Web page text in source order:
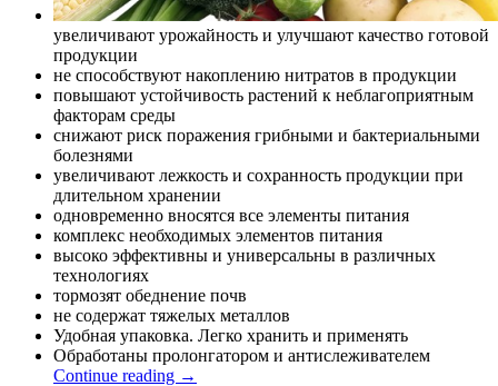
увеличивают урожайность и улучшают качество готовой
продукции
не способствуют накоплению нитратов в продукции
повышают устойчивость растений к неблагоприятным
факторам среды
снижают риск поражения грибными и бактериальными
болезнями
увеличивают лежкость и сохранность продукции при
длительном хранении
одновременно вносятся все элементы питания
комплекс необходимых элементов питания
высоко эффективны и универсальны в различных
технологиях
тормозят обеднение почв
не содержат тяжелых металлов
Удобная упаковка. Легко хранить и применять
Обработаны пролонгатором и антислеживателем
Continue reading →